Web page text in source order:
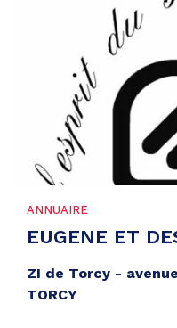
ANNUAIRE
EUGENE ET
ZI de Torcy -
TORCY